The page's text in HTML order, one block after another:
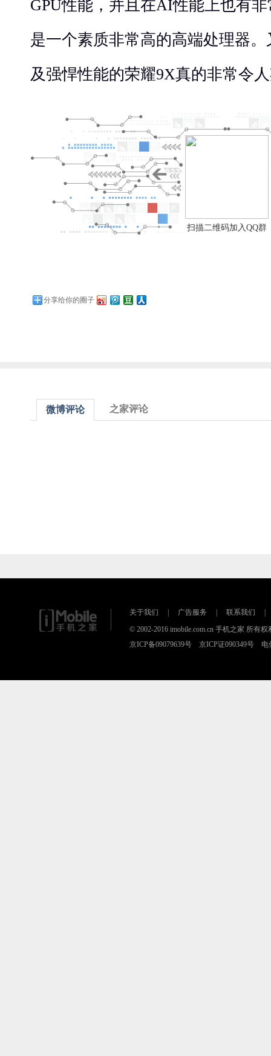
GPU性能，并且在AI性能上也有
是一个素质非常高的高端处理器
及强悍性能的荣耀9X真的非常令
扫描二维码加入QQ群
分享给你的圈子
微博评论 之家评论
关于我们 广告服务 联系我们
© 2002-2016 imobile.com.cn 手机之家 所有
京ICP备09079639号 京ICP证090349号 电